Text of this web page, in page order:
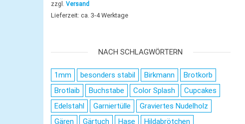
zzgl. Versand
Lieferzeit: ca. 3-4 Werktage
NACH SCHLAGWÖRTERN
1mm besonders stabil Birkmann
Brotkorb
Brotlaib
Buchstabe Color Splash
Cupcakes
Edelstahl
Garniertülle
Graviertes Nudelholz
Gären
Gärtuch Hase
Hildabrötchen